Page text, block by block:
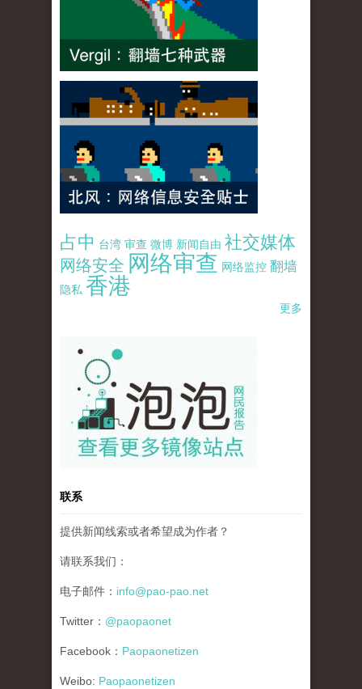
占中 台湾 审查 微博 新闻自由 社交媒体
网络安全 网络审查 网络监控 翻墙
隐私 香港
更多
pao-pao-banner-mirror-site-120814.jpg
联系
提供新闻线索或者希望成为作者？
请联系我们：
电子邮件： info@pao-pao.net
Twitter： @paopaonet
Facebook： Paopaonetizen
Weibo: Paopaonetizen